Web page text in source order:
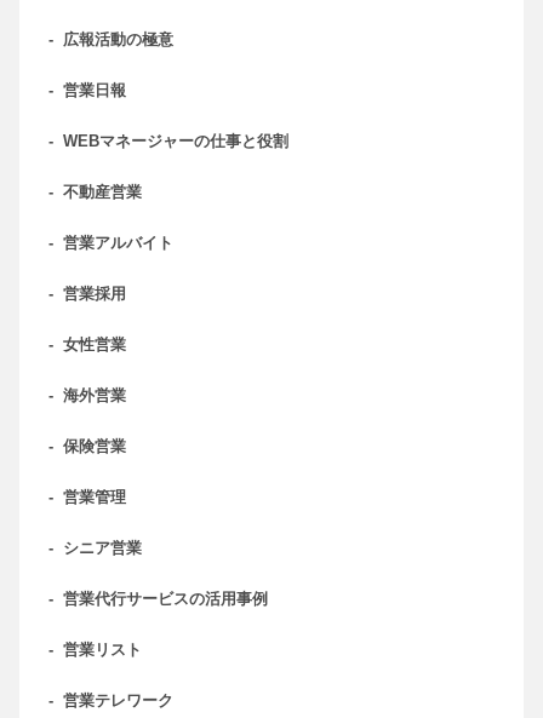
- 広報活動の極意
- 営業日報
- WEBマネージャーの仕事と役割
- 不動産営業
- 営業アルバイト
- 営業採用
- 女性営業
- 海外営業
- 保険営業
- 営業管理
- シニア営業
- 営業代行サービスの活用事例
- 営業リスト
- 営業テレワーク